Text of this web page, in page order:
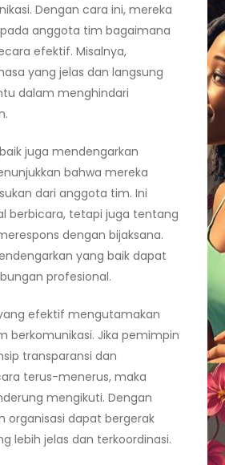
Dengan cara ini, mereka
anggota tim bagaimana
efektif. Misalnya,
yang jelas dan langsung
dalam menghindari
juga mendengarkan
bahwa mereka
dari anggota tim. Ini
berbicara, tetapi juga tentang
dengan bijaksana.
yang baik dapat
profesional.
efektif mengutamakan
berkomunikasi. Jika pemimpin
transparansi dan
terus-menerus, maka
mengikuti. Dengan
organisasi dapat bergerak
lebih jelas dan terkoordinasi.